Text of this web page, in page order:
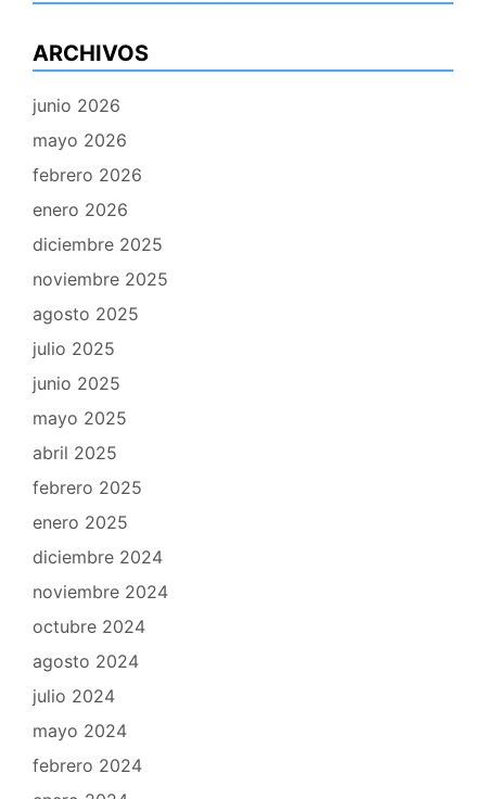
ARCHIVOS
junio 2026
mayo 2026
febrero 2026
enero 2026
diciembre 2025
noviembre 2025
agosto 2025
julio 2025
junio 2025
mayo 2025
abril 2025
febrero 2025
enero 2025
diciembre 2024
noviembre 2024
octubre 2024
agosto 2024
julio 2024
mayo 2024
febrero 2024